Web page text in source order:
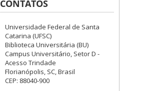
CONTATOS
Universidade Federal de Santa
Catarina (UFSC)
Biblioteca Universitária (BU)
Campus Universitário, Setor D -
Acesso Trindade
Florianópolis, SC, Brasil
CEP: 88040-900